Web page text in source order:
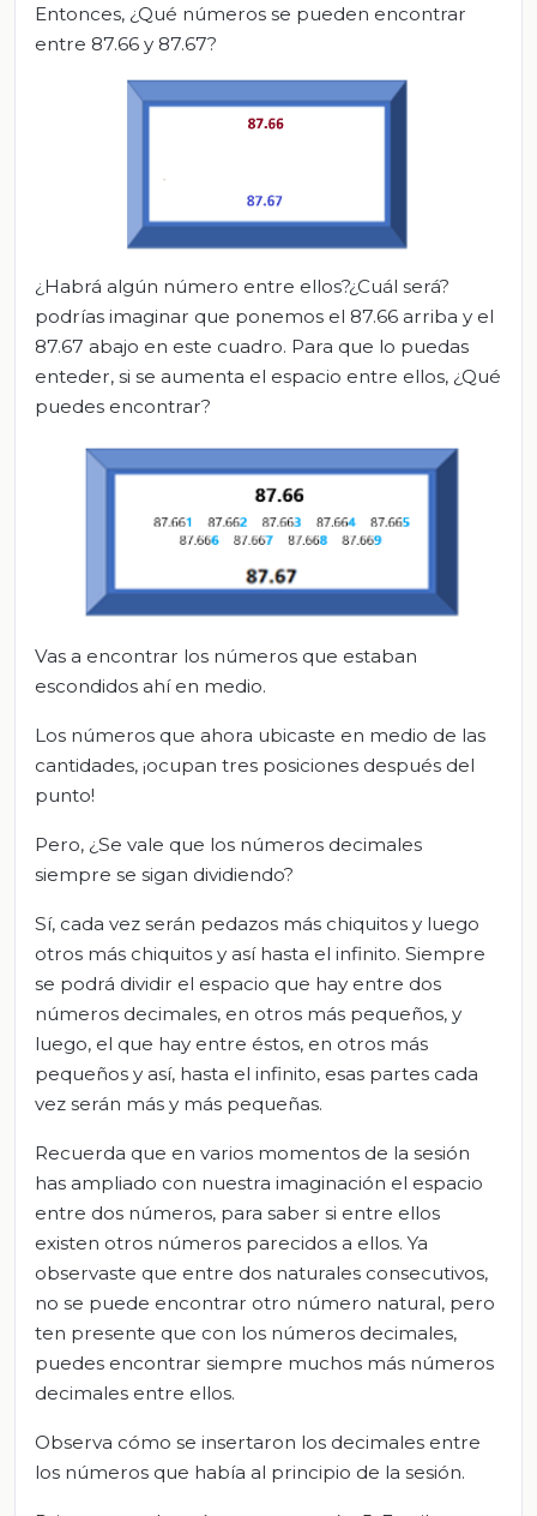
Entonces, ¿Qué números se pueden encontrar
entre 87.66 y 87.67?
¿Habrá algún número entre ellos?¿Cuál será?
podrías imaginar que ponemos el 87.66 arriba y el
87.67 abajo en este cuadro. Para que lo puedas
enteder, si se aumenta el espacio entre ellos, ¿Qué
puedes encontrar?
Vas a encontrar los números que estaban
escondidos ahí en medio.
Los números que ahora ubicaste en medio de las
cantidades, ¡ocupan tres posiciones después del
punto!
Pero, ¿Se vale que los números decimales
siempre se sigan dividiendo?
Sí, cada vez serán pedazos más chiquitos y luego
otros más chiquitos y así hasta el infinito. Siempre
se podrá dividir el espacio que hay entre dos
números decimales, en otros más pequeños, y
luego, el que hay entre éstos, en otros más
pequeños y así, hasta el infinito, esas partes cada
vez serán más y más pequeñas.
Recuerda que en varios momentos de la sesión
has ampliado con nuestra imaginación el espacio
entre dos números, para saber si entre ellos
existen otros números parecidos a ellos. Ya
observaste que entre dos naturales consecutivos,
no se puede encontrar otro número natural, pero
ten presente que con los números decimales,
puedes encontrar siempre muchos más números
decimales entre ellos.
Observa cómo se insertaron los decimales entre
los números que había al principio de la sesión.